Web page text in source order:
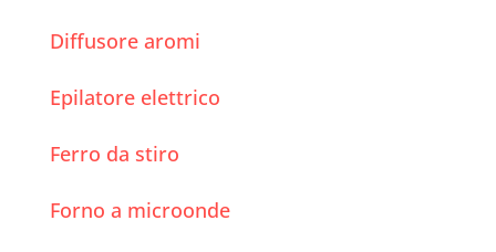
Diffusore aromi
Epilatore elettrico
Ferro da stiro
Forno a microonde